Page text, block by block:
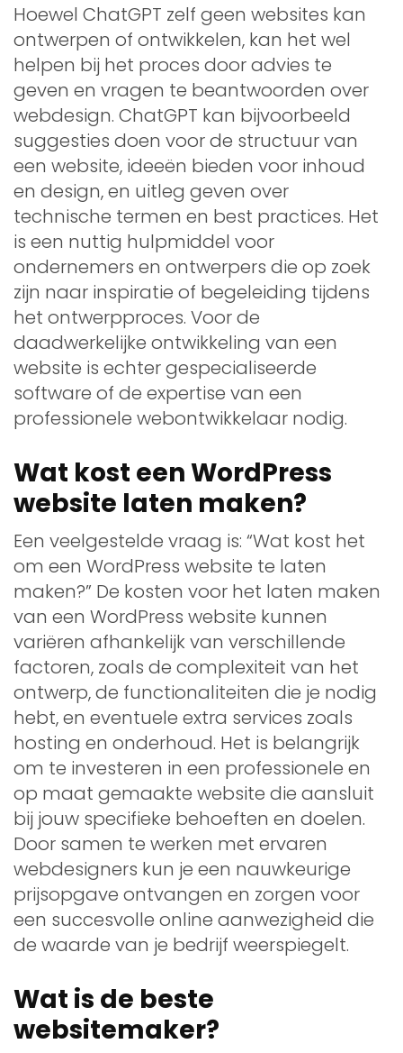
Hoewel ChatGPT zelf geen websites kan
ontwerpen of ontwikkelen, kan het wel
helpen bij het proces door advies te
geven en vragen te beantwoorden over
webdesign. ChatGPT kan bijvoorbeeld
suggesties doen voor de structuur van
een website, ideeën bieden voor inhoud
en design, en uitleg geven over
technische termen en best practices. Het
is een nuttig hulpmiddel voor
ondernemers en ontwerpers die op zoek
zijn naar inspiratie of begeleiding tijdens
het ontwerpproces. Voor de
daadwerkelijke ontwikkeling van een
website is echter gespecialiseerde
software of de expertise van een
professionele webontwikkelaar nodig.
Wat kost een WordPress
website laten maken?
Een veelgestelde vraag is: “Wat kost het
om een WordPress website te laten
maken?” De kosten voor het laten maken
van een WordPress website kunnen
variëren afhankelijk van verschillende
factoren, zoals de complexiteit van het
ontwerp, de functionaliteiten die je nodig
hebt, en eventuele extra services zoals
hosting en onderhoud. Het is belangrijk
om te investeren in een professionele en
op maat gemaakte website die aansluit
bij jouw specifieke behoeften en doelen.
Door samen te werken met ervaren
webdesigners kun je een nauwkeurige
prijsopgave ontvangen en zorgen voor
een succesvolle online aanwezigheid die
de waarde van je bedrijf weerspiegelt.
Wat is de beste
websitemaker?